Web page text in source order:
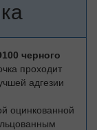
черного
проходит
адгезии
оцинкованной